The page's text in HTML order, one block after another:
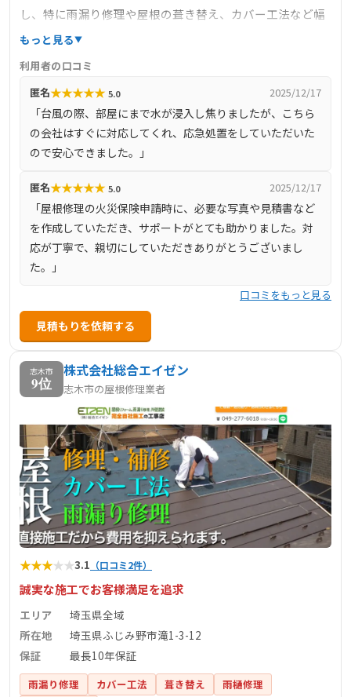
し、特に雨漏り修理や屋根の葺き替え、カバー工法など幅
広い屋根修理を手掛けています。現地調査には必ず代表が
性を確保し、お客様の予算に合わせた最適なプランを提案
しています。また、施工は熟練した職人が担当し、品質に
妥協しない姿勢が高く評価されています。さらに、火災保
険の申請サポートも行っており、申請に必要な写真や見積
書の作成など、手続き全般をサポートしています。川越市
し、信頼と実績を積み重ねている企業です。
もっと見る
利用者の口コミ
匿名★★★★★ 5.0 2025/12/17
「台風の際、部屋にまで水が浸入し焦りましたが、こちら
の会社はすぐに対応してくれ、応急処置をしていただいた
ので安心できました。」
匿名★★★★★ 5.0 2025/12/17
「屋根修理の火災保険申請時に、必要な写真や見積書など
を作成していただき、サポートがとても助かりました。対
応が丁寧で、親切にしていただきありがとうございまし
た。」
口コミをもっと見る
見積もりを依頼する
志木市
9位
株式会社総合エイゼン
志木市の屋根修理業者
★★★★★3.1 （口コミ2件）
誠実な施工でお客様満足を追求
エリア
埼玉県全域
所在地
埼玉県ふじみ野市滝1-3-12
保証
最長10年保証
雨漏り修理 カバー工法 葺き替え
雨樋修理